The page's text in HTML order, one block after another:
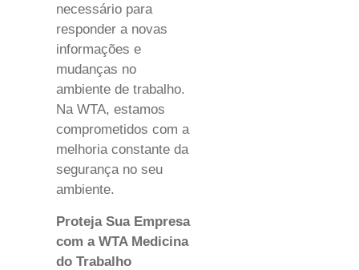
necessário para
responder a novas
informações e
mudanças no
ambiente de trabalho.
Na WTA, estamos
comprometidos com a
melhoria constante da
segurança no seu
ambiente.
Proteja Sua Empresa
com a WTA Medicina
do Trabalho